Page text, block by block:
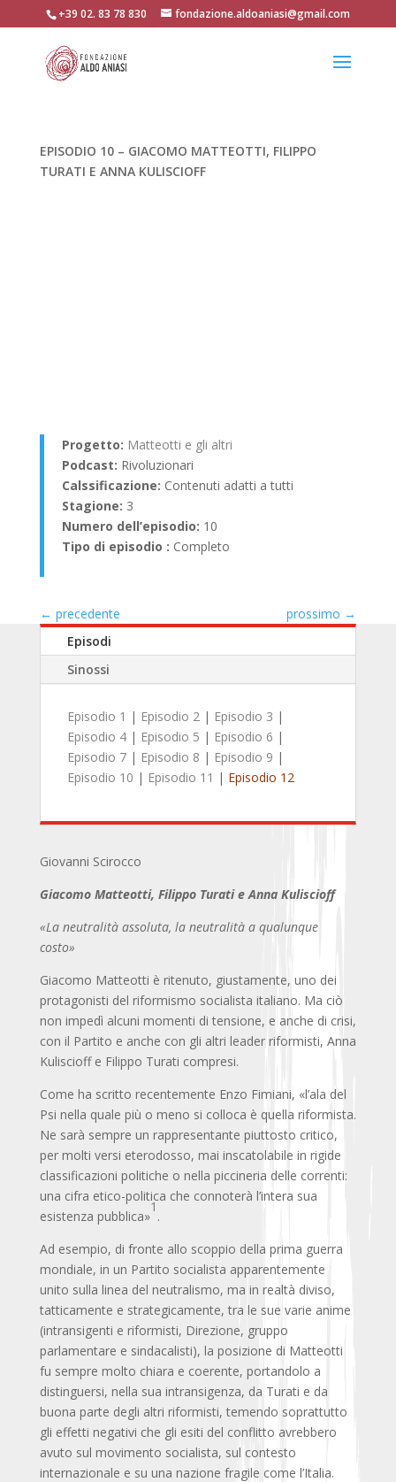
+39 02. 83 78 830 fondazione.aldoaniasi@gmail.com
EPISODIO 10 – GIACOMO MATTEOTTI, FILIPPO
TURATI E ANNA KULISCIOFF
Progetto: Matteotti e gli altri
Podcast: Rivoluzionari
Calssificazione: Contenuti adatti a tutti
Stagione: 3
Numero dell’episodio: 10
Tipo di episodio : Completo
← precedente prossimo →
Episodi
Sinossi
Episodio 1 | Episodio 2| Episodio 3 |
Episodio 4| Episodio 5 | Episodio 6 |
Episodio 7| Episodio 8 | Episodio 9 |
Episodio 10 | Episodio 11 | Episodio 12
Giovanni Scirocco
Giacomo Matteotti, Filippo Turati e Anna Kuliscioff
«La neutralità assoluta, la neutralità a qualunque
costo»
Giacomo Matteotti è ritenuto, giustamente, uno dei
protagonisti del riformismo socialista italiano. Ma ciò
non impedì alcuni momenti di tensione, e anche di crisi,
con il Partito e anche con gli altri leader riformisti, Anna
Kuliscioff e Filippo Turati compresi.
Come ha scritto recentemente Enzo Fimiani, «l’ala del
Psi nella quale più o meno si colloca è quella riformista.
Ne sarà sempre un rappresentante piuttosto critico,
per molti versi eterodosso, mai inscatolabile in rigide
classificazioni politiche o nella piccineria delle correnti:
una cifra etico-politica che connoterà l’intera sua
esistenza pubblica»
1
.
Ad esempio, di fronte allo scoppio della prima guerra
mondiale, in un Partito socialista apparentemente
unito sulla linea del neutralismo, ma in realtà diviso,
tatticamente e strategicamente, tra le sue varie anime
(intransigenti e riformisti, Direzione, gruppo
parlamentare e sindacalisti), la posizione di Matteotti
fu sempre molto chiara e coerente, portandolo a
distinguersi, nella sua intransigenza, da Turati e da
buona parte degli altri riformisti, temendo soprattutto
gli effetti negativi che gli esiti del conflitto avrebbero
avuto sul movimento socialista, sul contesto
internazionale e su una nazione fragile come l’Italia.